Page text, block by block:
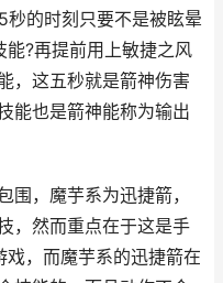
的时刻只要不是被眩晕
?再提前用上敏捷之风
，这五秒就是箭神伤害
能也是箭神能称为输出
围，魔芋系为迅捷箭，
，然而重点在于这是手
，而魔芋系的迅捷箭在